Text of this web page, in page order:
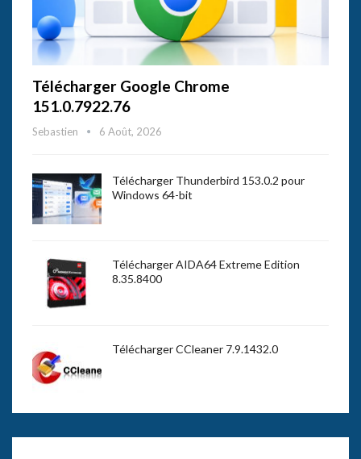
Télécharger Google Chrome
151.0.7922.76
Sebastien 6 Août, 2026
Télécharger Thunderbird 153.0.2 pour
Windows 64-bit
Télécharger AIDA64 Extreme Edition
8.35.8400
Télécharger CCleaner 7.9.1432.0